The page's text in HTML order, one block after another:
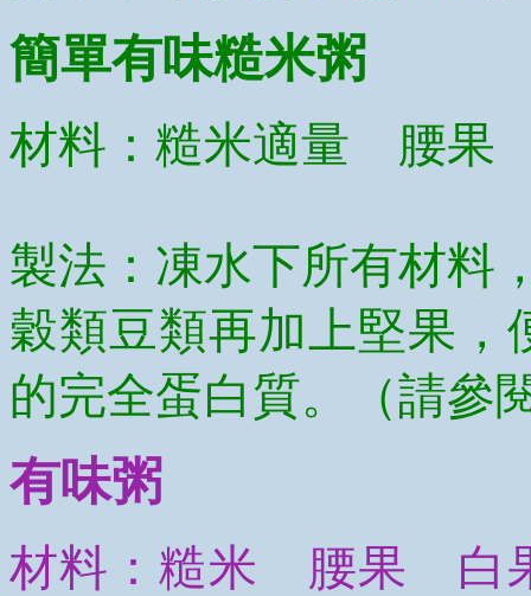
簡單有味糙米粥
材料：糙米適量 腰
製法：凍水下所有材料
穀類豆類再加上堅果，
的完全蛋白質。（請參
有味粥
材料：糙米 腰果 白